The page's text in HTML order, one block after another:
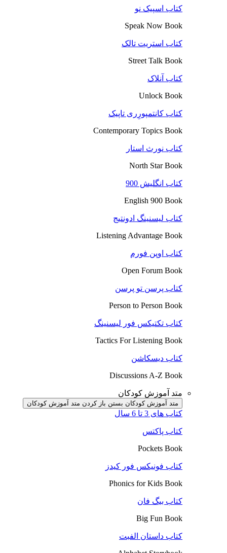
کتاب اسپیک نو
Speak Now Book
کتاب استریت تالک
Street Talk Book
کتاب آنلاک
Unlock Book
کتاب کانتمپورِری تاپیک
Contemporary Topics Book
کتاب نورث استار
North Star Book
کتاب انگلیش 900
English 900 Book
کتاب لیسنینگ ادونتیج
Listening Advantage Book
کتاب اوپن فورم
Open Forum Book
کتاب پرسن تو پرسن
Person to Person Book
کتاب تکتیکس فور لیسنینگ
Tactics For Listening Book
کتاب دیسکاشن
Discussions A-Z Book
متد آموزش کودکان
متد آموزش کودکان بستن باز کردن متد آموزش کودکان
کتاب های 3 تا 6 سال
کتاب پاکتس
Pockets Book
کتاب فونیکس فور کیدز
Phonics for Kids Book
کتاب بیگ فان
Big Fun Book
کتاب داستان الفبت